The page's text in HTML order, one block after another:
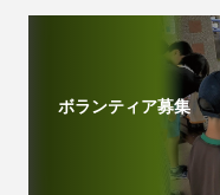
ボランティア募集